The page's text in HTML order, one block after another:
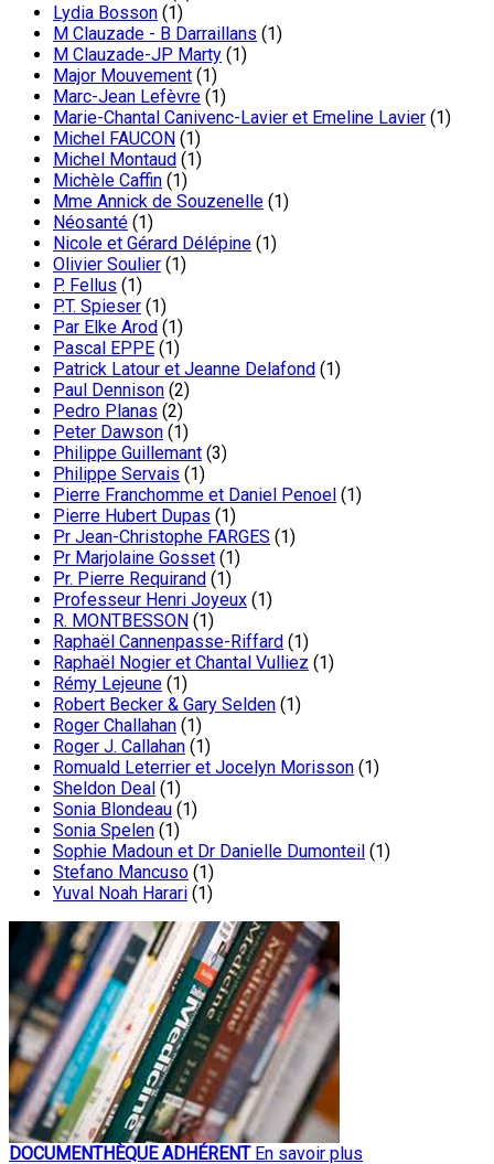
Lydia Bosson (1)
M Clauzade - B Darraillans (1)
M Clauzade-JP Marty (1)
Major Mouvement (1)
Marc-Jean Lefèvre (1)
Marie-Chantal Canivenc-Lavier et Emeline Lavier (1)
Michel FAUCON (1)
Michel Montaud (1)
Michèle Caffin (1)
Mme Annick de Souzenelle (1)
Néosanté (1)
Nicole et Gérard Délépine (1)
Olivier Soulier (1)
P. Fellus (1)
P.T. Spieser (1)
Par Elke Arod (1)
Pascal EPPE (1)
Patrick Latour et Jeanne Delafond (1)
Paul Dennison (2)
Pedro Planas (2)
Peter Dawson (1)
Philippe Guillemant (3)
Philippe Servais (1)
Pierre Franchomme et Daniel Penoel (1)
Pierre Hubert Dupas (1)
Pr Jean-Christophe FARGES (1)
Pr Marjolaine Gosset (1)
Pr. Pierre Requirand (1)
Professeur Henri Joyeux (1)
R. MONTBESSON (1)
Raphaël Cannenpasse-Riffard (1)
Raphaël Nogier et Chantal Vulliez (1)
Rémy Lejeune (1)
Robert Becker & Gary Selden (1)
Roger Challahan (1)
Roger J. Callahan (1)
Romuald Leterrier et Jocelyn Morisson (1)
Sheldon Deal (1)
Sonia Blondeau (1)
Sonia Spelen (1)
Sophie Madoun et Dr Danielle Dumonteil (1)
Stefano Mancuso (1)
Yuval Noah Harari (1)
DOCUMENTHÈQUE ADHÉRENT En savoir plus